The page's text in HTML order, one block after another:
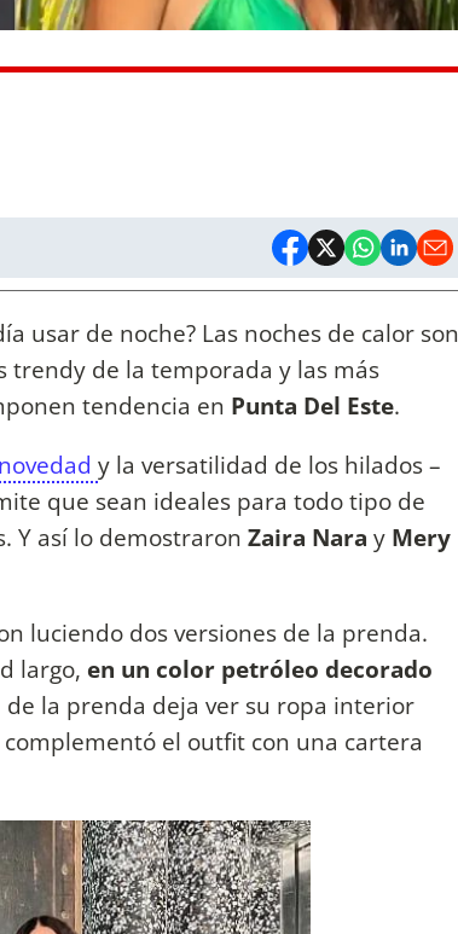
usar de noche? Las noches de calor son
trendy de la temporada y las más
tendencia en Punta Del Este.
y la versatilidad de los hilados –
que sean ideales para todo tipo de
Y así lo demostraron Zaira Nara y Mery
luciendo dos versiones de la prenda.
largo, en un color petróleo decorado
la prenda deja ver su ropa interior
el outfit con una cartera